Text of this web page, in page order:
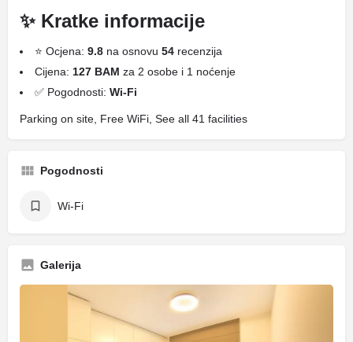
✨ Kratke informacije
⭐ Ocjena: 9.8 na osnovu 54 recenzija
Cijena: 127 BAM za 2 osobe i 1 noćenje
✅ Pogodnosti: Wi-Fi
Parking on site, Free WiFi, See all 41 facilities
Pogodnosti
Wi-Fi
Galerija